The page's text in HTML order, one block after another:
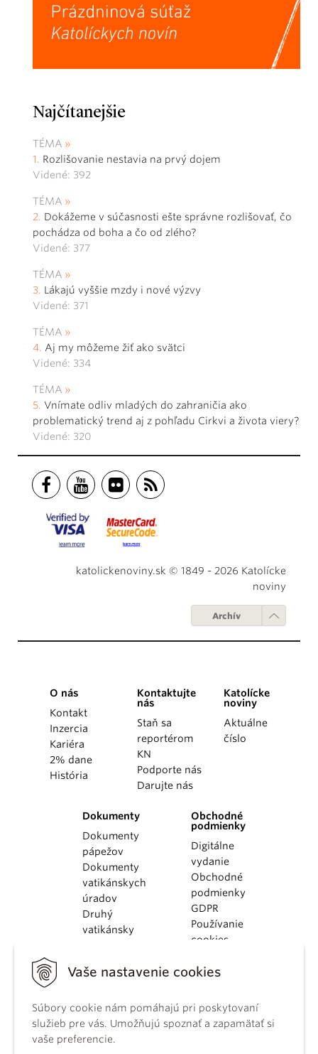
Vaše nastavenie cookies
Súbory cookie nám pomáhajú pri poskytovaní
služieb pre vás. Umožňujú spoznať a zapamätať si
vaše preferencie.
Najčítanejšie
TÉMA
Rozlišovanie nestavia na prvý dojem
Videné: 392
TÉMA
Dokážeme v súčasnosti ešte správne rozlišovať, čo
pochádza od boha a čo od zlého?
Videné: 377
TÉMA
Lákajú vyššie mzdy i nové výzvy
Videné: 371
TÉMA
Aj my môžeme žiť ako svätci
Videné: 334
TÉMA
Vnímate odliv mladých do zahraničia ako
problematický trend aj z pohľadu Cirkvi a života viery?
Videné: 320
katolickenoviny.sk © 1849 - 2026 Katolícke
noviny
Archív
O nás
Kontakt
Inzercia
Kariéra
2% dane
História
Kontaktujte
nás
Staň sa
reportérom
KN
Podporte nás
Darujte nás
Katolícke
noviny
Aktuálne
číslo
Dokumenty
Dokumenty
pápežov
Dokumenty
vatikánskych
úradov
Druhý
vatikánsky
KBS
kánonického
práva
Katechizmus
Obchodné
podmienky
Digitálne
vydanie
Obchodné
podmienky
GDPR
Používanie
cookies